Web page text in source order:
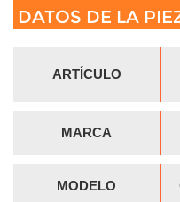
DATOS DE LA
ARTÍCULO
MARCA
MODELO